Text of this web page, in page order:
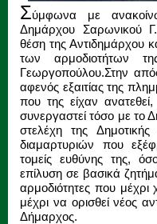
Σύμφωνα με
Δημάρχου Σαρωνικού
θέση της Αντιδημάρχου
των αρμοδιοτήτων
Γεωργοπούλου.Στην
αφενός εξαιτίας της
που της είχαν
συνεργαστεί τόσο με το
στελέχη της
διαμαρτυριών που
τομείς ευθύνης της,
επίλυση σε βασικά
αρμοδιότητες που
μέχρι να ορισθεί νέος
Δήμαρχος.